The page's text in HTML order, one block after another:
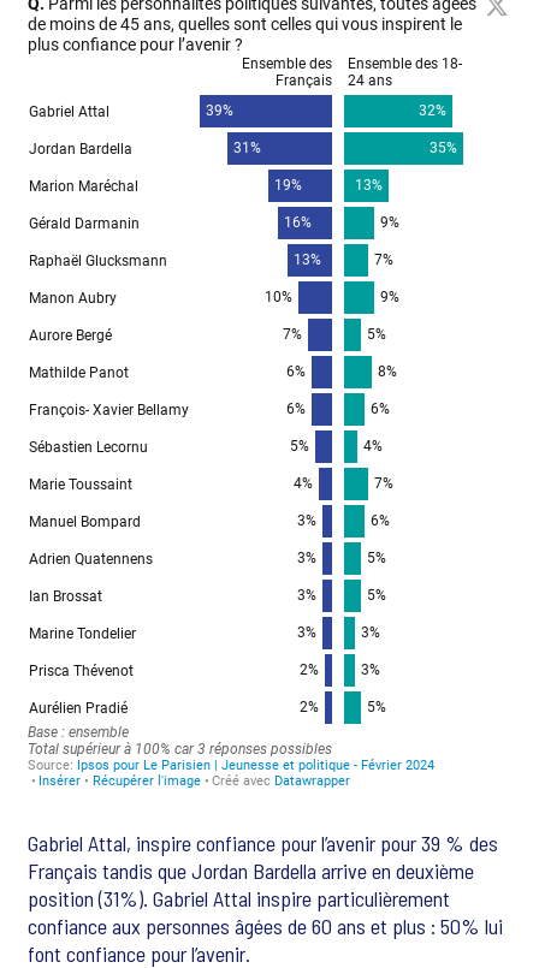
Gabriel Attal, inspire confiance pour l’avenir pour 39 % des
Français tandis que Jordan Bardella arrive en deuxième
position (31%). Gabriel Attal inspire particulièrement
confiance aux personnes âgées de 60 ans et plus : 50% lui
font confiance pour l’avenir.